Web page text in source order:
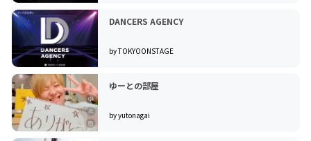
DANCERS AGENCY
by TOKYOONSTAGE
ゆーとの部屋
by yutonagai